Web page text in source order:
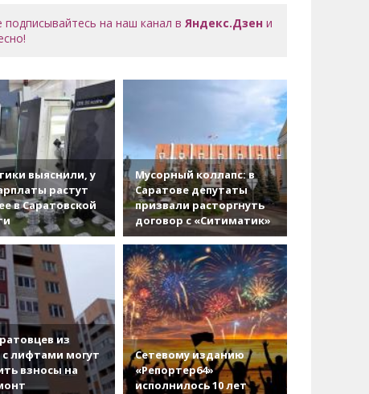
подписывайтесь на наш канал вЯндекс.Дзен и
выяснили, у
растут
в Саратовской
Мусорный коллапс: в
Саратове депутаты
призвали расторгнуть
договор с «Ситиматик»
из
лифтами могут
взносы на
Сетевому изданию
«Репортер64»
исполнилось 10 лет